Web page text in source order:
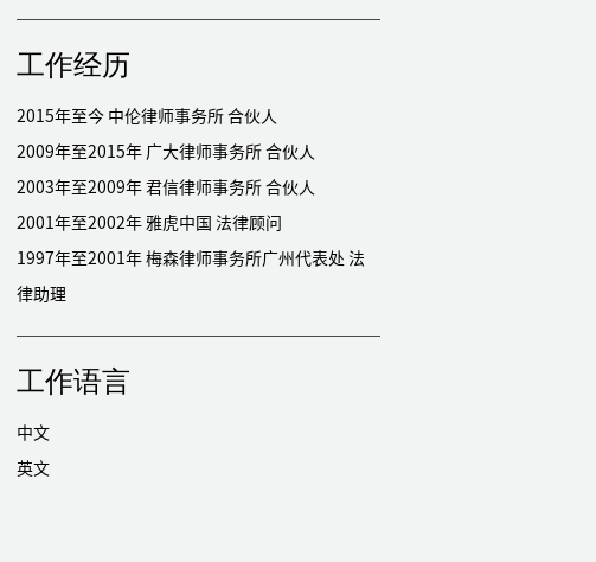
工作经历
2015年至今 中伦律师事务所 合伙人
2009年至2015年 广大律师事务所 合伙人
2003年至2009年 君信律师事务所 合伙人
2001年至2002年 雅虎中国 法律顾问
1997年至2001年 梅森律师事务所广州代表处 法
律助理
工作语言
中文
英文